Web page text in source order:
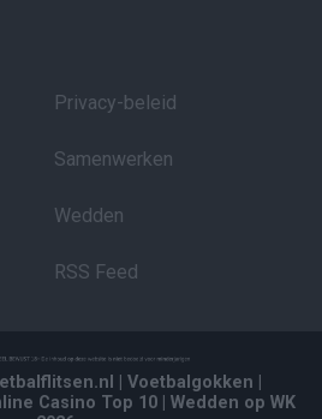
Privacy-beleid
Samenwerken
Wedden
RSS Feed
| Voetbalgokken
Casino Top 10 | Wedden op WK